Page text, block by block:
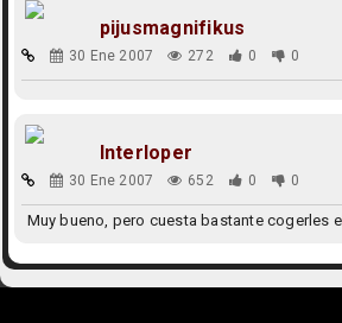
pijusmagnifikus
30 Ene 2007 272 0 0
Interloper
30 Ene 2007 652 0 0
Muy bueno, pero cuesta bastante cogerles el